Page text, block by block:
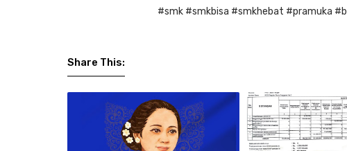
#smk #smkbisa #smkhebat #pramuka
Share This: